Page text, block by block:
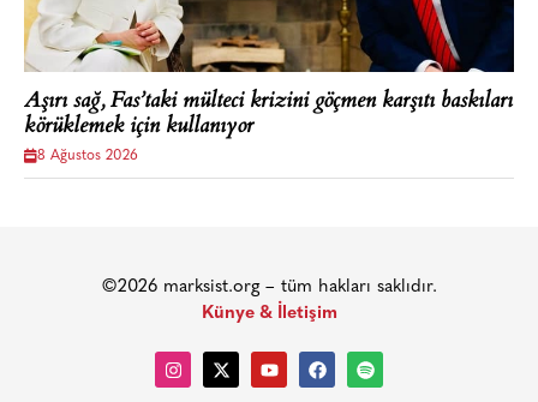
Aşırı sağ, Fas’taki mülteci krizini göçmen karşıtı baskıları
körüklemek için kullanıyor
8 Ağustos 2026
©2026 marksist.org – tüm hakları saklıdır.
Künye & İletişim